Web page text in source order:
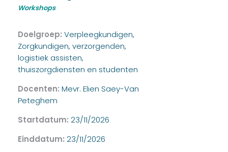
Workshops
Doelgroep: Verpleegkundigen,
Zorgkundigen, verzorgenden,
logistiek assisten,
thuiszorgdiensten en studenten
Docenten: Mevr. Elien Saey-Van
Peteghem
Startdatum: 23/11/2026
Einddatum: 23/11/2026